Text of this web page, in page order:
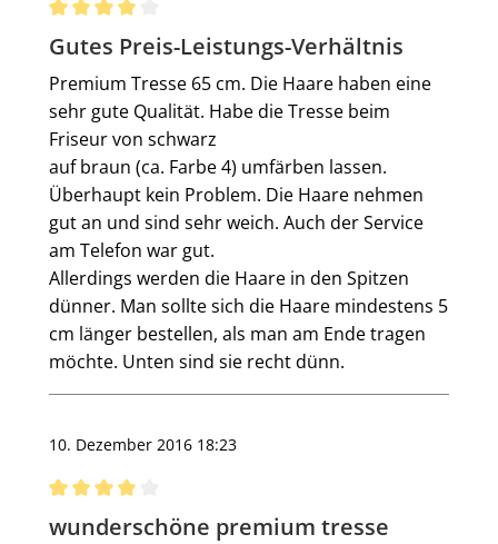
Bewertung mit 4 von 5 Sternen
Gutes Preis-Leistungs-Verhältnis
Premium Tresse 65 cm. Die Haare haben eine
sehr gute Qualität. Habe die Tresse beim
Friseur von schwarz
auf braun (ca. Farbe 4) umfärben lassen.
Überhaupt kein Problem. Die Haare nehmen
gut an und sind sehr weich. Auch der Service
am Telefon war gut.
Allerdings werden die Haare in den Spitzen
dünner. Man sollte sich die Haare mindestens 5
cm länger bestellen, als man am Ende tragen
möchte. Unten sind sie recht dünn.
10. Dezember 2016 18:23
Bewertung mit 4 von 5 Sternen
wunderschöne premium tresse